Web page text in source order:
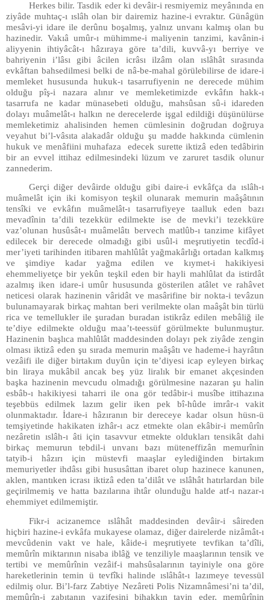
Herkes bilir. Tasdik eder ki devâir-i resmiyemiz meyânında en
ziyâde muhtaç-ı ıslâh olan bir dairemiz hazine-i evraktır. Günâgün
mesâvi-yi idare ile derûnu boşalmış, yalnız unvanı kalmış olan bu
hazinedir. Vakıâ umûr-ı mühimme-i maliyenin tanzimi, kavânin-i
aliyyenin ihtiyâcât-ı hâzıraya göre ta’dili, kuvvâ-yı berriye ve
bahriyenin i’lâsı gibi âcilen icrâsı ilzâm olan ıslâhât sırasında
evkâftan bahsedilmesi belki de nâ-be-mahal görülebilirse de idare-i
memleket hususunda hukuk-ı tasarrufiyenin ne derecede mühim
olduğu pîş-i nazara alınır ve memleketimizde evkâfın hakk-ı
tasarrufa ne kadar münasebeti olduğu, mahsûsan sû-i idareden
dolayı muâmelât-ı halkın ne derecelerde işgal edildiği düşünülürse
memleketimiz ahalisinden hemen cümlesinin doğrudan doğruya
veyahut bi’l-vâsıta alakadâr olduğu şu madde hakkında cümlenin
hukuk ve menâfiini muhafaza edecek surette iktizâ eden tedâbirin
bir an evvel ittihaz edilmesindeki lüzum ve zaruret tasdik olunur
zannederim.
Gerçi diğer devâirde olduğu gibi daire-i evkâfça da ıslâh-ı
muâmelât için iki komisyon teşkil olunarak memurin maâşâtının
tensîki ve evkâfın muâmelât-ı tasarrufiyeye taalluk eden bazı
mevadînin ta’dili tezekkür edilmekte ise de mevki’i tezekküre
vaz’olunan husûsât-ı muâmelâtı bervech matlûb-ı tanzime kifâyet
edilecek bir derecede olmadığı gibi usûl-i meşrutiyetin tecdîd-i
mer’iyeti tarihinden itibaren mahlûlât yağmakârlığı ortadan kalkmış
ve şimdiye kadar yağma edilen ve kıymet-i hakikiyesi
ehemmeliyetçe bir yekûn teşkil eden bir hayli mahlûlat da istirdât
azalmış iken idare-i umûr hususunda gösterilen atâlet ve rahâvet
neticesi olarak hazinenin vâridât ve masârifine bir nokta-i tevâzun
bulunamayarak birkaç mahtan beri verilmekte olan maâşât bin türlü
rica ve temellukler ile şuradan buradan istikrâz edilen mebâliğ ile
te’diye edilmekte olduğu maa’t-teessüf görülmekte bulunmuştur.
Hazinenin başlıca mahlûlât maddesinden dolayı pek ziyâde zengin
olması iktizâ eden şu sırada memurin maâşâtı ve hademe-i hayrâtın
vezâifi ile diğer birtakım duyûn için te’diyesi icap eyleyen birkaç
bin liraya mukâbil ancak beş yüz liralık bir emanet akçesinden
başka hazinenin mevcudu olmadığı görülmesine nazaran şu halin
esbâb-ı hakikiyesi taharri ile ona gör tedâbir-i musîbe ittihazına
teşebbüs edilmek lazım gelir iken pek bî-hûde imrâr-ı vakit
olunmaktadır. İdare-i hâzıranın bir dereceye kadar olsun hüsn-ü
temşiyetinde hakikaten izhâr-ı acz etmekte olan ekâbir-i memûrîn
nezâretin ıslâh-ı âti için tasavvur etmekte oldukları tensikât dahi
birkaç memurun tebdil-i unvanı bazı müteneffizân memurînin
tatyib-i hâzırı için müstevfi maaşlar eylediğinden birtakım
memuriyetler ihdâsı gibi hususâttan ibaret olup hazinece kanunen,
aklen, mantıken icrası iktizâ eden ta’dilât ve ıslâhât hatırlardan bile
geçirilmemiş ve hatta bazılarına ihtâr olunduğu halde atf-ı nazar-ı
ehemmiyet edilmemiştir.
Fikr-i acizanemce ıslâhât maddesinden devâir-i sâireden
hiçbiri hazine-i evkâfa mukayese olamaz, diğer dairelerde nizâmât-ı
mevcûdenin vakt ve hale, kâide-i meşrutiyete tevfikan ta’dîli,
memûrîn miktarının nisaba iblâğ ve tenziliyle maaşlarının tensik ve
tertibi ve memûrînin vezâif-i mahsûsalarının tayiniyle ona göre
hareketlerinin temin ü tevfîki halinde ıslâhât-ı lazımeye tevessül
edilmiş olur. Bi’l-farz Zabtiye Nezâreti Polis Nizamnâmesi’ni ta’dil,
memûrîn-i zabıtanın vazifesini bihakkın tayin eder, memûrînin